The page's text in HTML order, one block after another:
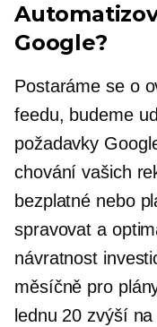
Google?
Postaráme se o
feedu, budeme
požadavky
chování vašich
bezplatné nebo
spravovat a
návratnost
měsíčně pro
lednu 20 zvýší